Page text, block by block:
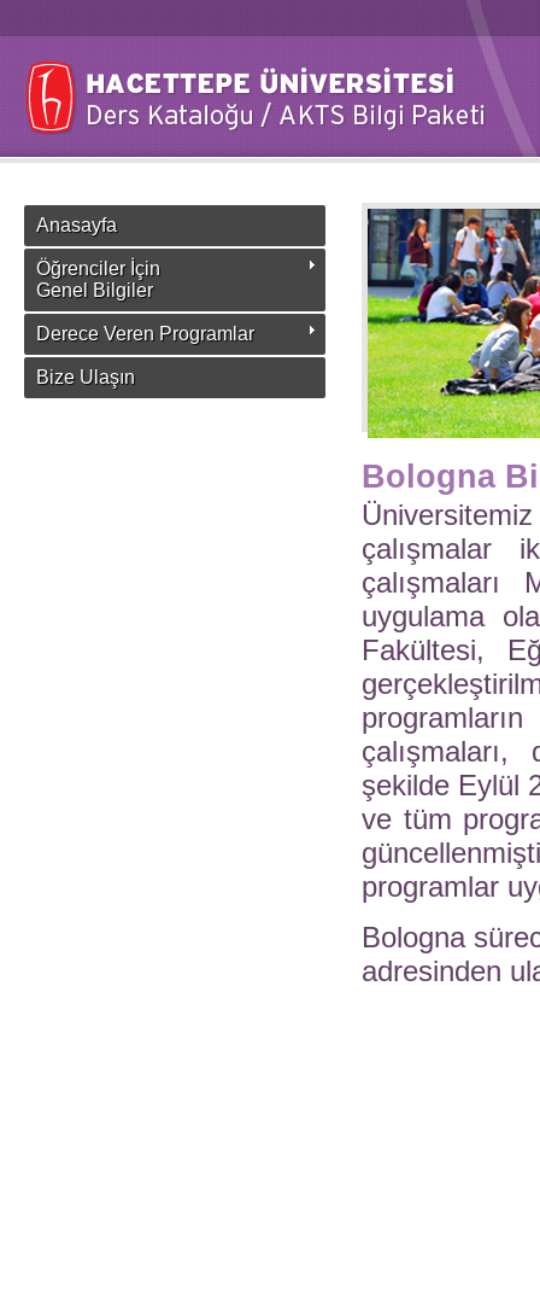
Anasayfa
Öğrenciler İçin
Genel Bilgiler
Derece Veren Programlar
Bize Ulaşın
Bologna
çalışmalar
uygulama
Fakültesi,
şekilde Eylül
ve tüm
programlar
Bologna
adresinden